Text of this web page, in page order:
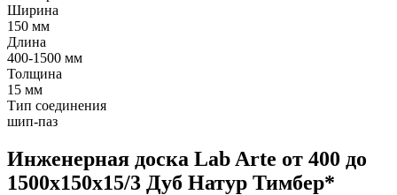
Ширина
150 мм
Длина
400-1500 мм
Толщина
15 мм
Тип соединения
шип-паз
Инженерная доска Lab Arte от 400 до
1500х150х15/3 Дуб Натур Тимбер*